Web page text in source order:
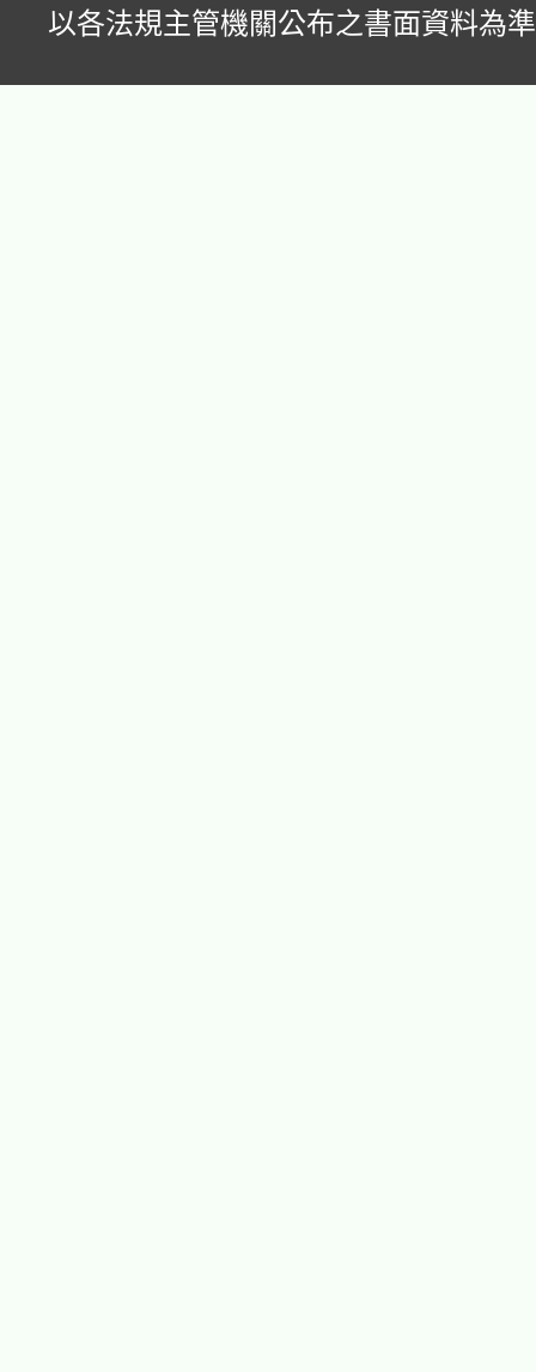
以各法規主管機關公布之書面資料為